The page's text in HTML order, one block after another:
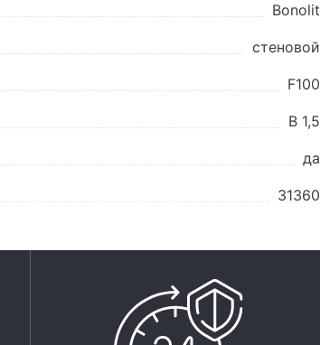
Bonolit
стеновой
F100
B 1,5
да
31360